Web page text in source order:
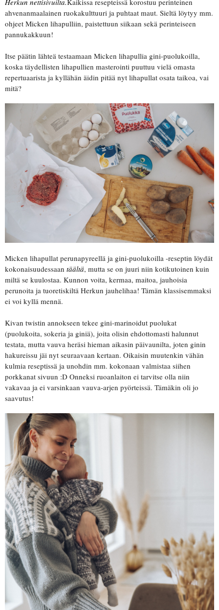
ahvenanmaalainen ruokakulttuuri ja puhtaat maut. Sieltä löytyy mm.
ohjeet Micken lihapulliin, paistettuun siikaan sekä perinteiseen
pannukakkuun!
Itse päätin lähteä testaamaan Micken lihapullia gini-puolukoilla,
koska täydellisten lihapullien masterointi puuttuu vielä omasta
repertuaarista ja kyllähän äidin pitää nyt lihapullat osata taikoa, vai
mitä?
Micken lihapullat perunapyreellä ja gini-puolukoilla -reseptin löydät
kokonaisuudessaan täältä, mutta se on juuri niin kotikutoinen kuin
miltä se kuulostaa. Kunnon voita, kermaa, maitoa, jauhoisia
perunoita ja tuoretiskiltä Herkun jauhelihaa! Tämän klassisemmaksi
ei voi kyllä mennä.
Kivan twistin annokseen tekee gini-marinoidut puolukat
(puolukoita, sokeria ja giniä), joita olisin ehdottomasti halunnut
testata, mutta vauva heräsi hieman aikasin päivaunilta, joten ginin
hakureissu jäi nyt seuraavaan kertaan. Oikaisin muutenkin vähän
kulmia reseptissä ja unohdin mm. kokonaan valmistaa siihen
porkkanat sivuun :D Onneksi ruoanlaiton ei tarvitse olla niin
vakavaa ja ei varsinkaan vauva-arjen pyörteissä. Tämäkin oli jo
saavutus!